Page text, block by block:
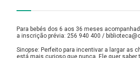
Para bebés dos 6 aos 36 meses
a inscrição prévia: 256 940 400 /
Sinopse: Perfeito para incentivar a largar as
está mais curioso que nunca. Ele quer saber